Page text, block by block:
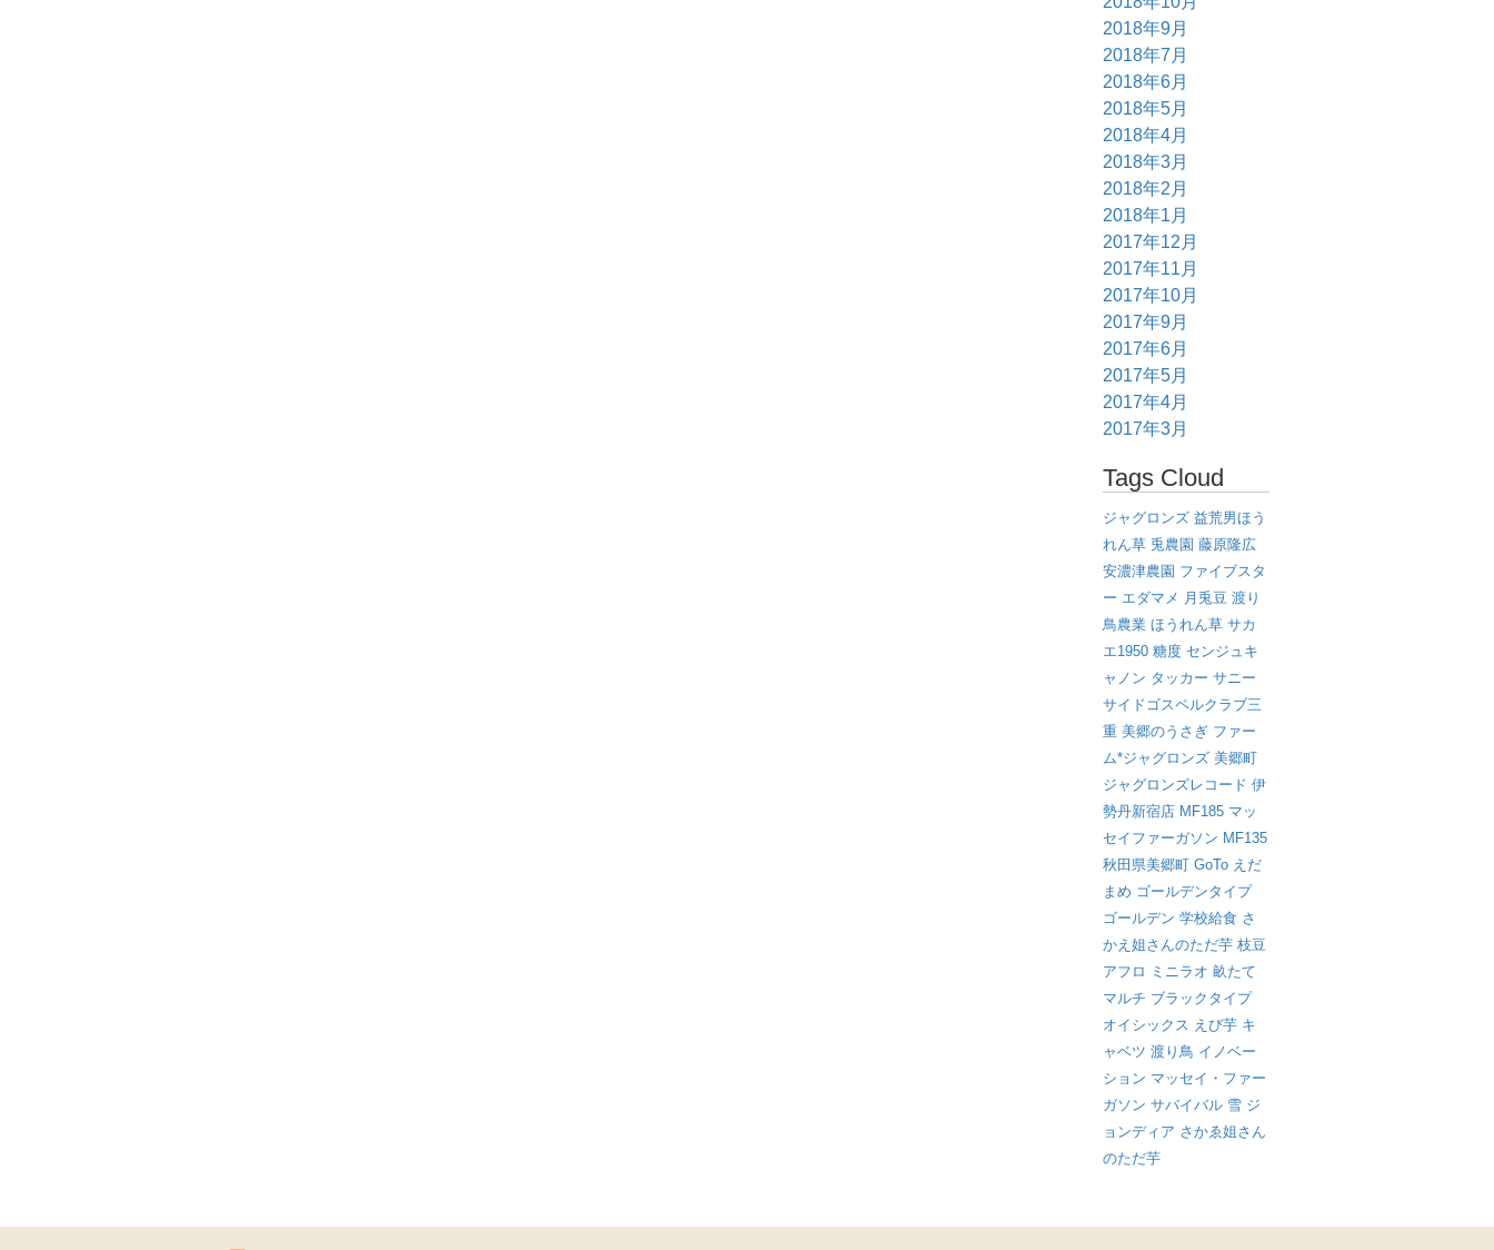
2018年9月
2018年7月
2018年6月
2018年5月
2018年4月
2018年3月
2018年2月
2018年1月
2017年12月
2017年11月
2017年10月
2017年9月
2017年6月
2017年5月
2017年4月
2017年3月
Tags Cloud
ジャグロンズ 益荒男ほう
れん草 兎農園 藤原隆広
安濃津農園 ファイブスタ
ー エダマメ 月兎豆 渡り
鳥農業 ほうれん草 サカ
エ1950 糖度 センジュキ
ャノン タッカー サニー
サイドゴスペルクラブ三
重 美郷のうさぎ ファー
ム*ジャグロンズ 美郷町
ジャグロンズレコード 伊
勢丹新宿店 MF185 マッ
セイファーガソン MF135
秋田県美郷町 GoTo えだ
まめ ゴールデンタイプ
ゴールデン 学校給食 さ
かえ姐さんのただ芋 枝豆
アフロ ミニラオ 畝たて
マルチ ブラックタイプ
オイシックス えび芋 キ
ャベツ 渡り鳥 イノベー
ション マッセイ・ファー
ガソン サバイバル 雪 ジ
ョンディア さかゑ姐さん
のただ芋